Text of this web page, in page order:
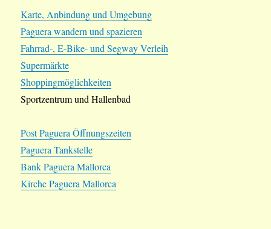
Karte, Anbindung und Umgebung
Paguera wandern und spazieren
Fahrrad-, E-Bike- und Segway Verleih
Supermärkte
Shoppingmöglichkeiten
Sportzentrum und Hallenbad
Post Paguera Öffnungszeiten
Paguera Tankstelle
Bank Paguera Mallorca
Kirche Paguera Mallorca